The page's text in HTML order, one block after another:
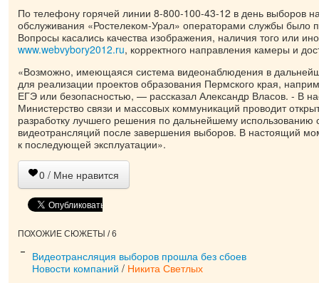
По телефону горячей линии 8-800-100-43-12 в день выборов
обслуживания «Ростелеком-Урал» операторами службы было
Вопросы касались качества изображения, наличия того или
www.webvybory2012.ru, корректного направления камеры и
«Возможно, имеющаяся система видеонаблюдения в
для реализации проектов образования Пермского края,
ЕГЭ или безопасностью, — рассказал Александр Власов. - В
Министерство связи и массовых коммуникаций проводит
разработку лучшего решения по дальнейшему использованию
видеотрансляций после завершения выборов. В настоящий
к последующей эксплуатации».
0 / Мне нравится
ПОХОЖИЕ СЮЖЕТЫ / 6
Видеотрансляция выборов прошла без сбоев
Новости компаний / Никита Светлых